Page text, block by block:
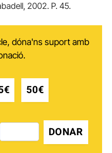
2002. P. 45.
dóna'ns suport amb
50€
DONAR